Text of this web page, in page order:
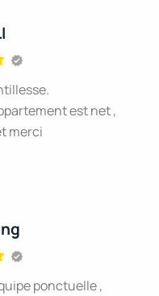
est net ,
merci
ponctuelle ,